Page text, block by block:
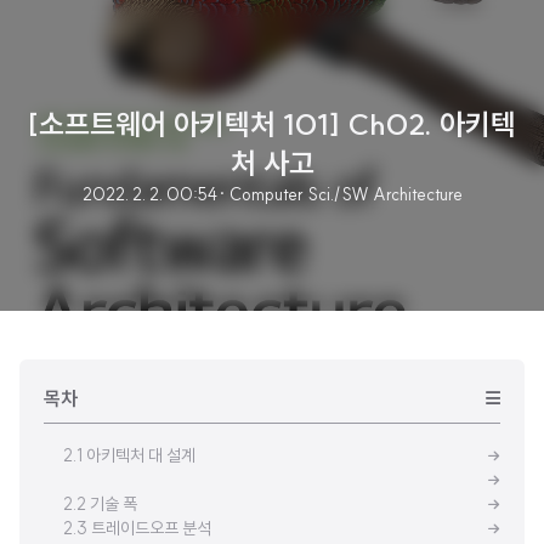
[소프트웨어 아키텍처 101] Ch02. 아키텍
처 사고
2022. 2. 2. 00:54· Computer Sci./SW Architecture
목차
2.1 아키텍처 대 설계
2.2 기술 폭
2.3 트레이드오프 분석